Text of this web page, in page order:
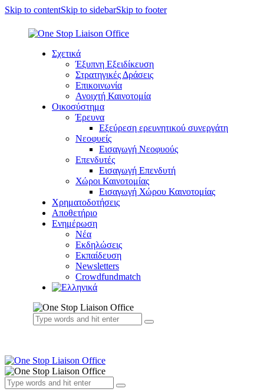
Skip to contentSkip to sidebarSkip to footer
Σχετικά
Έξυπνη Εξειδίκευση
Στρατηγικές Δράσεις
Επικοινωνία
Ανοιχτή Καινοτομία
Οικοσύστημα
Έρευνα
Εξεύρεση ερευνητικού συνεργάτη
Νεοφυείς
Εισαγωγή Νεοφυούς
Επενδυτές
Εισαγωγή Επενδυτή
Χώροι Καινοτομίας
Εισαγωγή Χώρου Καινοτομίας
Χρηματοδοτήσεις
Αποθετήριο
Ενημέρωση
Νέα
Εκδηλώσεις
Εκπαίδευση
Newsletters
Crowdfundmatch